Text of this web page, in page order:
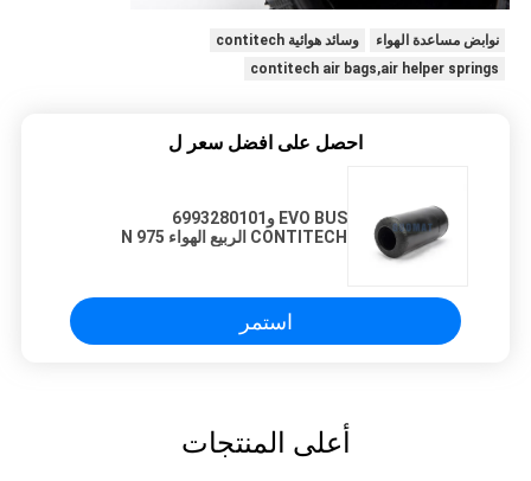
نوابض مساعدة الهواء
وسائد هوائية contitech
contitech air bags,air helper springs
احصل على افضل سعر ل
EVO BUS و6993280101
CONTITECH الربيع الهواء 975 N
استمر
أعلى المنتجات